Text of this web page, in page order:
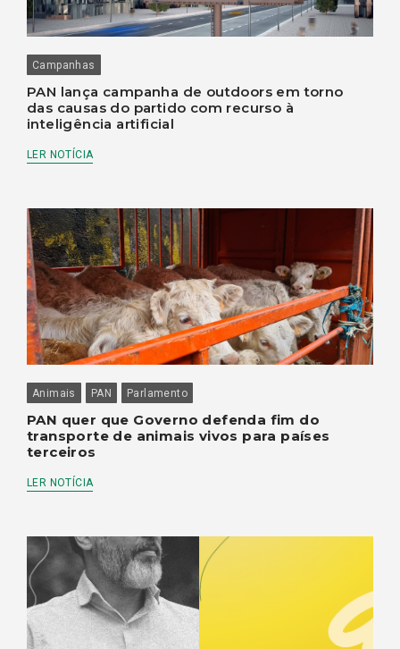
Campanhas
PAN lança campanha de outdoors em torno
das causas do partido com recurso à
inteligência artificial
LER NOTÍCIA
Animais PAN Parlamento
PAN quer que Governo defenda fim do
transporte de animais vivos para países
terceiros
LER NOTÍCIA